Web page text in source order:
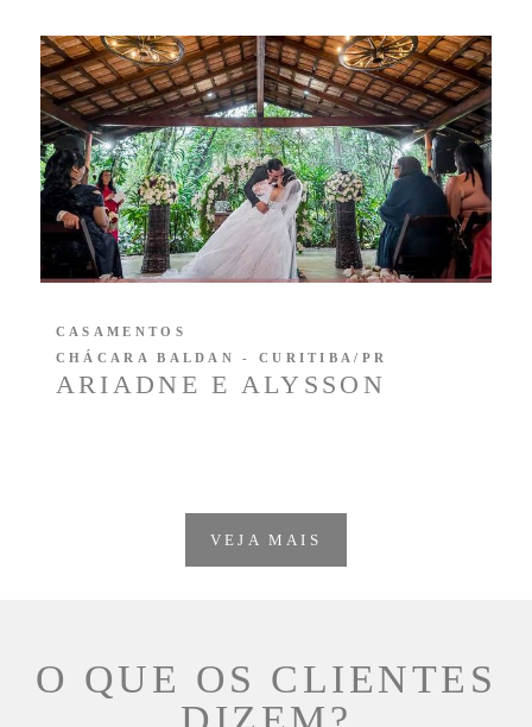
ARIADNE E ALYSSON
CASAMENTOS
CHÁCARA BALDAN - CURITIBA/PR
VEJA MAIS
O QUE OS CLIENTES